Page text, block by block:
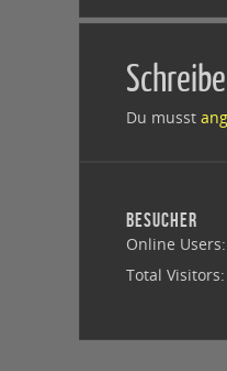
Du musst
BESUCHER
Online Users:
Total Visitors: